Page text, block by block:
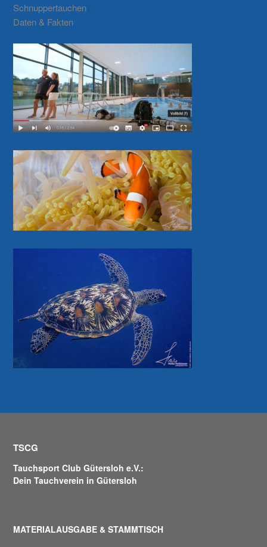
Schnuppertauchen
Daten & Fakten
TSCG
Tauchsport Club Gütersloh e.V.:
Dein Tauchverein in Gütersloh
MATERIALAUSGABE & STAMMTISCH